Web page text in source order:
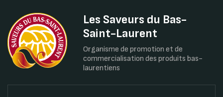
Les Saveurs du Bas-
Saint-Laurent
Organisme de promotion et de
commercialisation des produits bas-
laurentiens